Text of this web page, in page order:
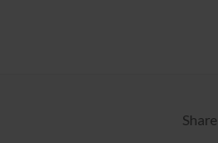
Share